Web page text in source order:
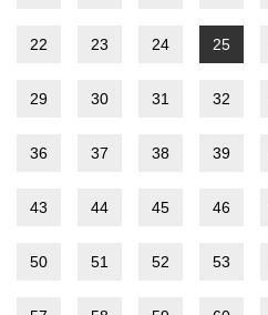
22 23 24 25
29 30 31 32
36 37 38 39
43 44 45 46
50 51 52 53